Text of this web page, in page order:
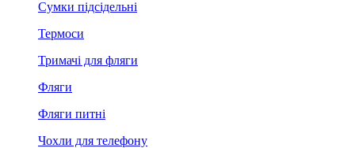
Сумки підсідельні
Термоси
Тримачі для фляги
Фляги
Фляги питні
Чохли для телефону